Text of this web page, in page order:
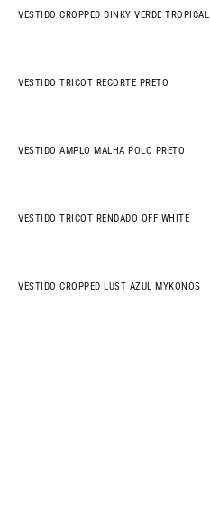
VESTIDO CROPPED DINKY VERDE TROPICAL
VESTIDO TRICOT RECORTE PRETO
VESTIDO AMPLO MALHA POLO PRETO
NEW IN
VESTIDO TRICOT RENDADO OFF WHITE
NEW IN
VESTIDO CROPPED LUST AZUL MYKONOS